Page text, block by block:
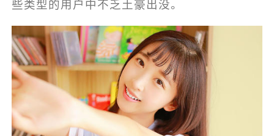
些类型的用户中不乏土豪出没。